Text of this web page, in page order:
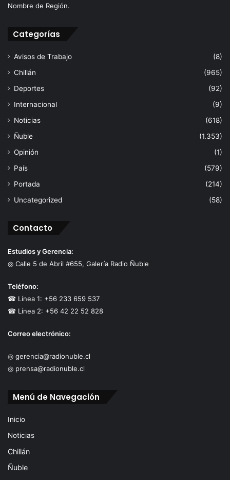
Nombre de Región.
Categorías
Avisos de Trabajo
(8)
Chillán
(965)
Deportes
(92)
Internacional
(9)
Noticias
(618)
Ñuble
(1.353)
Opinión
(1)
País
(579)
Portada
(214)
Uncategorized
(58)
Contacto
Estudios y Gerencia:
◎ Calle 5 de Abril #655, Galería Radio Ñuble
Teléfono:
☎ Línea 1: +56 233 659 537
☎ Línea 2: +56 42 22 52 828
Correo electrónico:
◎ gerencia@radionuble.cl
◎ prensa@radionuble.cl
Menú de Navegación
Inicio
Noticias
Chillán
Ñuble